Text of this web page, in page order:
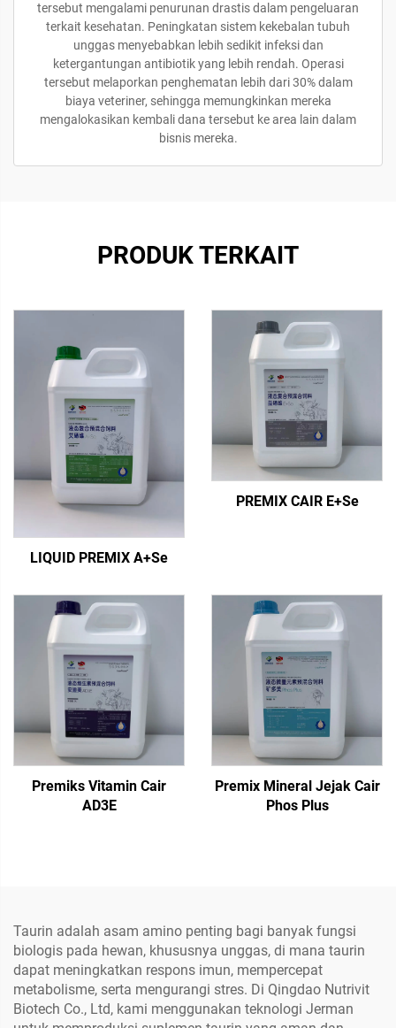
tersebut mengalami penurunan drastis dalam pengeluaran
terkait kesehatan. Peningkatan sistem kekebalan tubuh
unggas menyebabkan lebih sedikit infeksi dan
ketergantungan antibiotik yang lebih rendah. Operasi
tersebut melaporkan penghematan lebih dari 30% dalam
biaya veteriner, sehingga memungkinkan mereka
mengalokasikan kembali dana tersebut ke area lain dalam
bisnis mereka.
PRODUK TERKAIT
LIQUID PREMIX A+Se
PREMIX CAIR E+Se
Premiks Vitamin Cair
AD3E
Premix Mineral Jejak Cair
Phos Plus
Taurin adalah asam amino penting bagi banyak fungsi
biologis pada hewan, khususnya unggas, di mana taurin
dapat meningkatkan respons imun, mempercepat
metabolisme, serta mengurangi stres. Di Qingdao Nutrivit
Biotech Co., Ltd, kami menggunakan teknologi Jerman